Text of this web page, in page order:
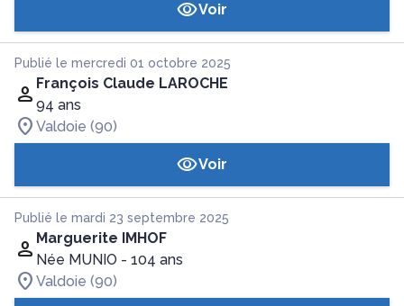
Voir
Publié le mercredi 01 octobre 2025
François Claude LAROCHE
94 ans
Valdoie (90)
Voir
Publié le mardi 23 septembre 2025
Marguerite IMHOF
Née MUNIO - 104 ans
Valdoie (90)